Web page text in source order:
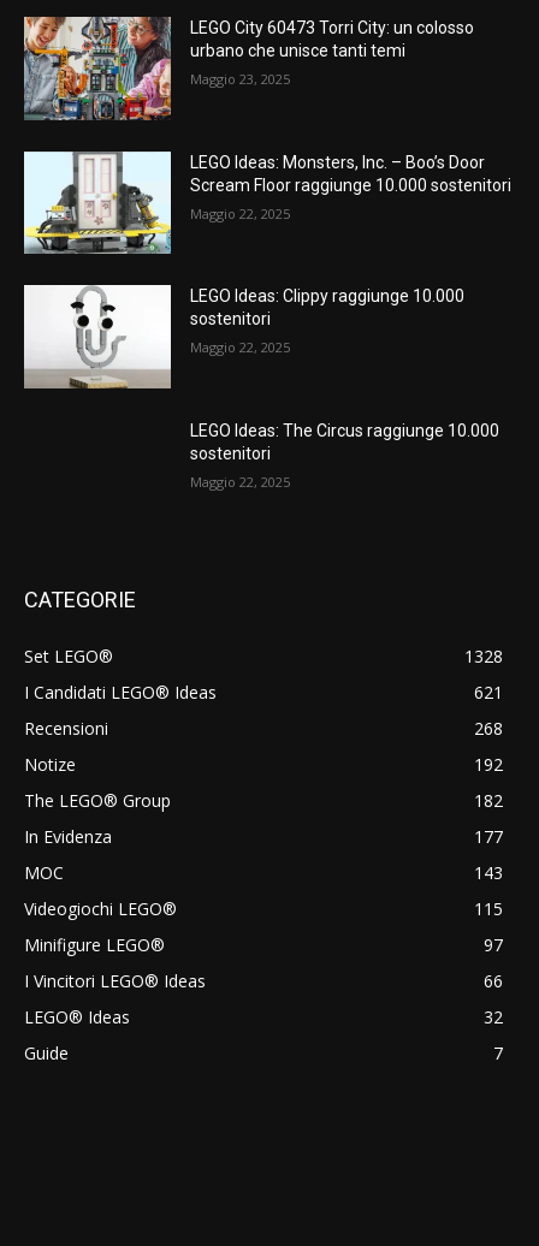
LEGO City 60473 Torri City: un colosso
urbano che unisce tanti temi
Maggio 23, 2025
LEGO Ideas: Monsters, Inc. – Boo’s Door
Scream Floor raggiunge 10.000 sostenitori
Maggio 22, 2025
LEGO Ideas: Clippy raggiunge 10.000
sostenitori
Maggio 22, 2025
LEGO Ideas: The Circus raggiunge 10.000
sostenitori
Maggio 22, 2025
CATEGORIE
Set LEGO®
1328
I Candidati LEGO® Ideas
621
Recensioni
268
Notize
192
The LEGO® Group
182
In Evidenza
177
MOC
143
Videogiochi LEGO®
115
Minifigure LEGO®
97
I Vincitori LEGO® Ideas
66
LEGO® Ideas
32
Guide
7